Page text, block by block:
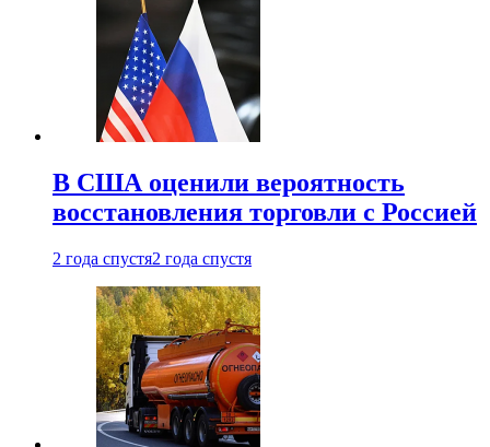
В США оценили вероятность
восстановления торговли с Россией
2 года спустя2 года спустя